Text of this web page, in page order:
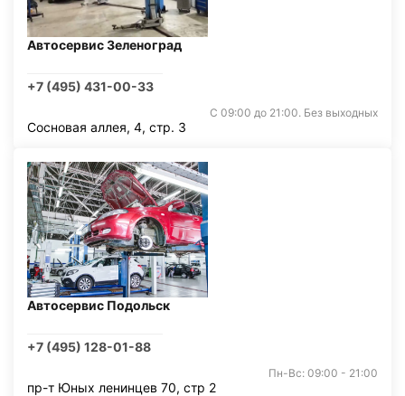
Автосервис Зеленоград
+7 (495) 431-00-33
С 09:00 до 21:00. Без выходных
Сосновая аллея, 4, стр. 3
Автосервис Подольск
+7 (495) 128-01-88
Пн-Вс: 09:00 - 21:00
пр-т Юных ленинцев 70, стр 2